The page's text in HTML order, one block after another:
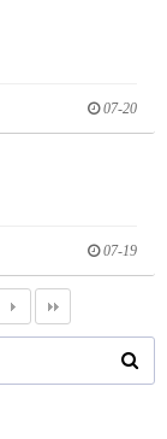
07-20
07-19